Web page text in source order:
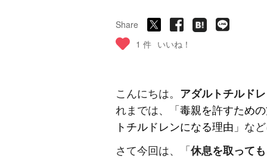
Share
1 件 いいね！
こんにちは。 アダルトチルド
れまでは、「毒親を許すため
トチルドレンになる理由 」な
さて今回は、「休息を取って